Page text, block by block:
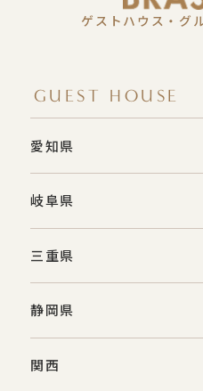
ゲストハウス・グ
GUEST HOUSE
愛知県
岐阜県
三重県
静岡県
関西